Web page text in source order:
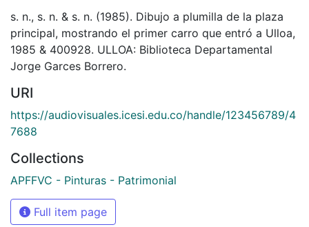
s. n., s. n. & s. n. (1985). Dibujo a plumilla de la plaza
principal, mostrando el primer carro que entró a Ulloa,
1985 & 400928. ULLOA: Biblioteca Departamental
Jorge Garces Borrero.
URI
https://audiovisuales.icesi.edu.co/handle/123456789/4
7688
Collections
APFFVC - Pinturas - Patrimonial
Full item page